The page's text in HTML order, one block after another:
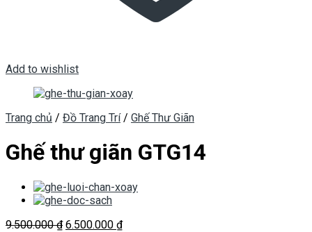
Add to wishlist
Trang chủ / Đồ Trang Trí / Ghế Thư Giãn
Ghế thư giãn GTG14
9.500.000₫ Giá
6.500.000 ₫Giá